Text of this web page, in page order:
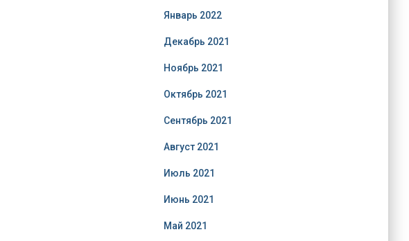
Январь 2022
Декабрь 2021
Ноябрь 2021
Октябрь 2021
Сентябрь 2021
Август 2021
Июль 2021
Июнь 2021
Май 2021